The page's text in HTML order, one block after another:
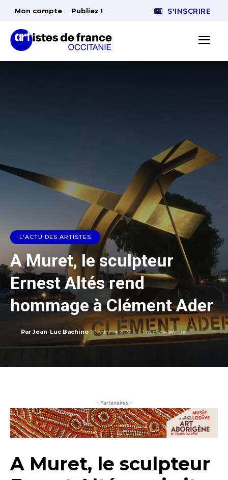
Mon compte Publiez ! S'INSCRIRE
L'ACTU DES ARTISTES
A Muret, le sculpteur
Ernest Altés rend
hommage à Clément Ader
Par Jean-Luc Bachino 20 octobre 2025 1 min. de lecture
- Partenaires -
A Muret, le sculpteur